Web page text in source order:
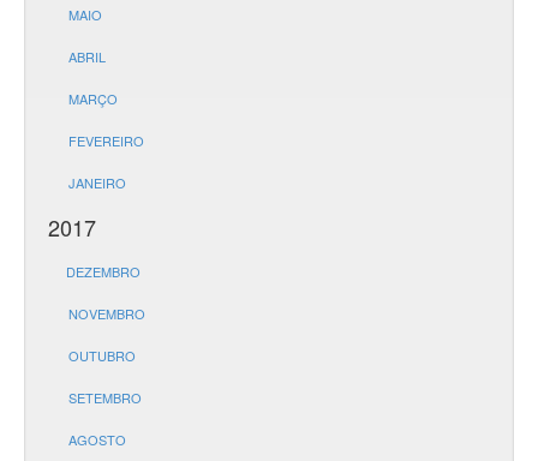
MAIO
ABRIL
MARÇO
FEVEREIRO
JANEIRO
2017
DEZEMBRO
NOVEMBRO
OUTUBRO
SETEMBRO
AGOSTO